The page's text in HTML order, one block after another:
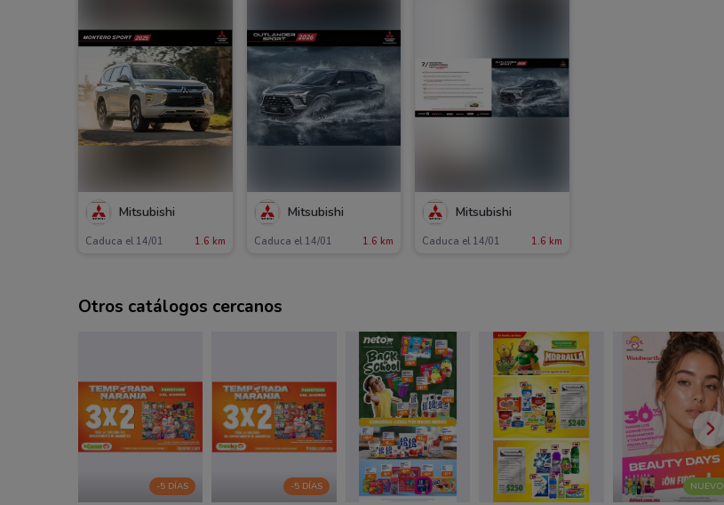
Mitsubishi
Caduca el 14/01 1.6 km
Mitsubishi
Caduca el 14/01 1.6 km
Mitsubishi
Caduca el 14/01 1.6 km
Otros catálogos cercanos
-5 DÍAS -5 DÍAS NUEVO